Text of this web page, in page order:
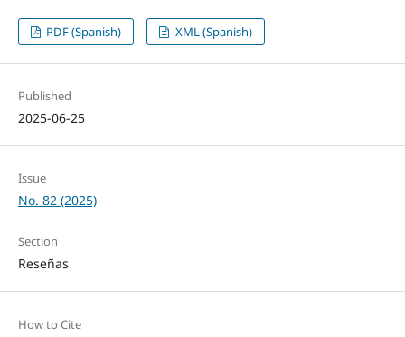
PDF (Spanish) XML (Spanish)
Published
2025-06-25
Issue
No. 82 (2025)
Section
Reseñas
How to Cite